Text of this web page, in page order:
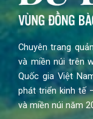
Chuyên trang
và miền núi trên
Quốc gia Việt
phát triển kinh tế
và miền núi năm